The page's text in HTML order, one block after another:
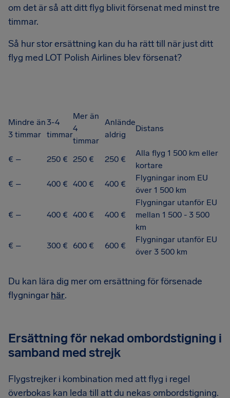
om det är så att ditt flyg blivit försenat med minst tre
timmar.
Så hur stor ersättning kan du ha rätt till när just ditt
flyg med LOT Polish Airlines blev försenat?
Mindre än
3 timmar
3-4
timmar
Mer än
4
timmar
Anlände
aldrig
Distans
€ – 250 € 250 € 250 €
Alla flyg 1 500 km eller
kortare
€ –
400 € 400 € 400 €
Flygningar inom EU
över 1 500 km
€ – 400 € 400 € 400 €
Flygningar utanför EU
mellan 1 500 - 3 500
km
€ –
300 € 600 € 600 €
Flygningar utanför EU
över 3 500 km
Du kan lära dig mer om ersättning för försenade
flygningar här.
Ersättning för nekad ombordstigning i
samband med strejk
Flygstrejker i kombination med att flyg i regel
överbokas kan leda till att du nekas ombordstigning.